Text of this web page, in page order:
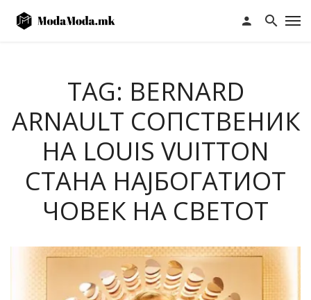
TAG: BERNARD
ARNAULT СОПСТВЕНИК
НА LOUIS VUITTON
СТАНА НАЈБОГАТИОТ
ЧОВЕК НА СВЕТОТ